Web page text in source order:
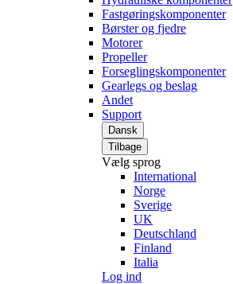
Fastgøringskomponenter
Børster og fjedre
Motorer
Propeller
Forseglingskomponenter
Gearlegs og beslag
Andet
Support
Dansk
Tilbage
Vælg sprog
International
Norge
Sverige
UK
Deutschland
Finland
Italia
Log ind